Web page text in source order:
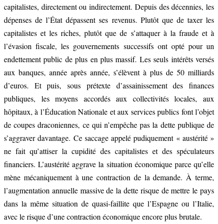
capitalistes, directement ou indirectement. Depuis des décennies, les
dépenses de l’État dépassent ses revenus. Plutôt que de taxer les
capitalistes et les riches, plutôt que de s’attaquer à la fraude et à
l’évasion fiscale, les gouvernements successifs ont opté pour un
endettement public de plus en plus massif. Les seuls intérêts versés
aux banques, année après année, s’élèvent à plus de 50 milliards
d’euros. Et puis, sous prétexte d’assainissement des finances
publiques, les moyens accordés aux collectivités locales, aux
hôpitaux, à l’Éducation Nationale et aux services publics font l’objet
de coupes draconiennes, ce qui n’empêche pas la dette publique de
s’aggraver davantage. Ce saccage appelé pudiquement « austérité »
ne fait qu’attiser la cupidité des capitalistes et des spéculateurs
financiers. L’austérité aggrave la situation économique parce qu’elle
mène mécaniquement à une contraction de la demande. À terme,
l’augmentation annuelle massive de la dette risque de mettre le pays
dans la même situation de quasi-faillite que l’Espagne ou l’Italie,
avec le risque d’une contraction économique encore plus brutale.